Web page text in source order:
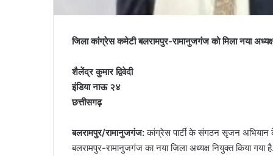
जिला कांग्रेस कमेटी बलरामपुर-रामानुजगंज को मिला नया
शैलेंद्र कुमार द्विवेदी
इंडिया नाऊ २४
छत्तीसगढ़
बलरामपुर/रामानुजगंज:कांग्रेस पार्टी के संगठन सृजन अभियान
बलरामपुर-रामानुजगंज का नया जिला अध्यक्ष नियुक्त किया